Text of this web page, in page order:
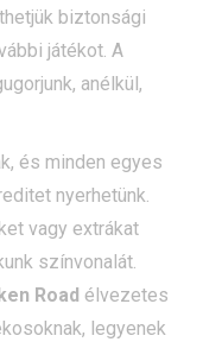
biztonsági
játékot. A
anélkül,
és minden egyes
nyerhetünk.
vagy extrákat
színvonalát.
Road élvezetes
legyenek